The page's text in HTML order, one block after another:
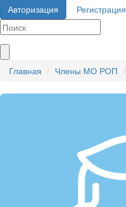
Авторизация
Регистрация
Главная Члены МО РОП